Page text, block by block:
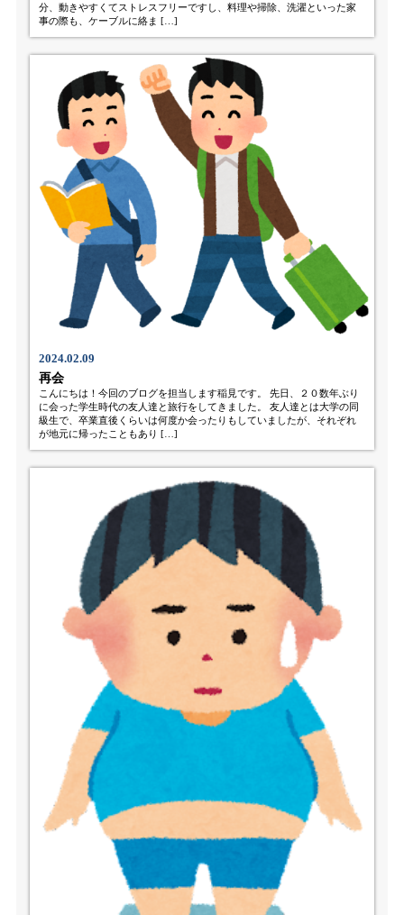
分、動きやすくてストレスフリーですし、料理や掃除、洗濯といった家
事の際も、ケーブルに絡ま […]
2024.02.09
再会
こんにちは！今回のブログを担当します稲見です。 先日、２０数年ぶり
に会った学生時代の友人達と旅行をしてきました。 友人達とは大学の同
級生で、卒業直後くらいは何度か会ったりもしていましたが、それぞれ
が地元に帰ったこともあり […]